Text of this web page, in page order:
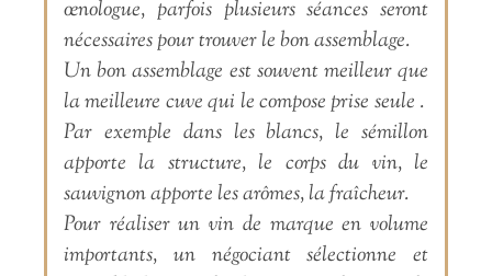
œnologue, parfois plusieurs séances seront
nécessaires pour trouver le bon assemblage.
Un bon assemblage est souvent meilleur que
la meilleure cuve qui le compose prise seule .
Par exemple dans les blancs, le sémillon
apporte la structure, le corps du vin, le
sauvignon apporte les arômes, la fraîcheur.
Pour réaliser un vin de marque en volume
importants, un négociant sélectionne et